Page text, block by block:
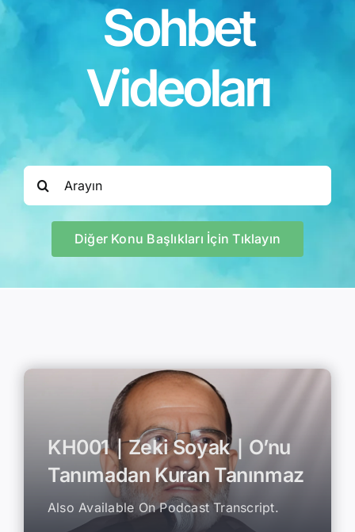
Medya
Search
Sohbet
Videoları
Search
Diğer Konu Başlıkları İçin Tıklayın
KH001｜Zeki Soyak｜O’nu
Tanımadan Kuran Tanınmaz
Also Available On Podcast Transcript.